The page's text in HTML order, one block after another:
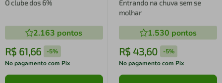
O clube dos 6%
2.163 pontos
R$ 61,66 -5%
No pagamento com Pix
Entrando na chuva sem se
molhar
1.530 pontos
R$ 43,60 -5%
No pagamento com Pix